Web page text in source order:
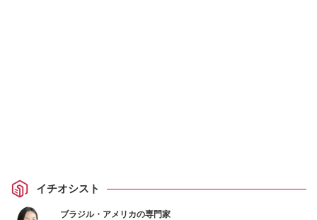
イチオシスト
ブラジル・アメリカの専門家